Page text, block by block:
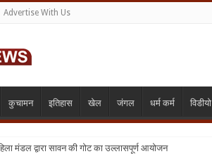
Advertise With Us
कुचामन इतिहास खेल जंगल धर्म कर्म विडीयो
मंडल द्वारा सावन की गोट का उल्लासपूर्ण आयोजन